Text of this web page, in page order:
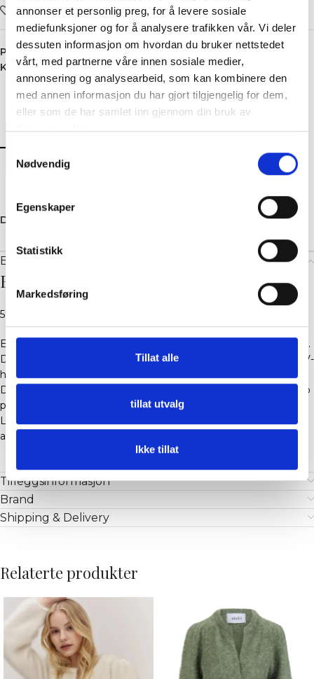
annonser et personlig preg, for å levere sosiale
mediefunksjoner og for å analysere trafikken vår. Vi deler
dessuten informasjon om hvordan du bruker nettstedet
vårt, med partnerne våre innen sosiale medier,
annonsering og analysearbeid, som kan kombinere den
med annen informasjon du har gjort tilgjengelig for dem,
eller som de har samlet inn gjennom din bruk av
tjenestene deres.
Samtykkevalg
Nødvendig
Egenskaper
Statistikk
Markedsføring
Tillat alle
tillat utvalg
Ikke tillat
Legg i ønskelisten
Produktnummer:5281
Kategori: Cardigan
Dele:
Beskrivelse
Beskrivelse
59% Alpaca ull, 25% Acryl, 15% Nylon, 1% Elastan
En myk strikket cardigan laget i en eksklusiv alpakkaullblanding.
Designet med en avslappet, lett cropped passform og en ren V-
hals.
Den luftige, fluffy teksturen kombineres med diskret Hést-logo
på siden.
Lett, men varm – et allsidig lag-på-lag-plagg som tilfører
antrekket et moderne og uanstrengt uttrykk.
Tilleggsinformasjon
Brand
Shipping & Delivery
Relaterte produkter